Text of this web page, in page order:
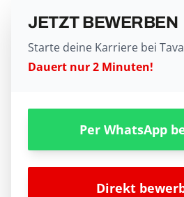
JETZT BEWERBEN
Starte deine Karriere bei
Dauert nur 2 Minuten!
Per WhatsApp
Direkt